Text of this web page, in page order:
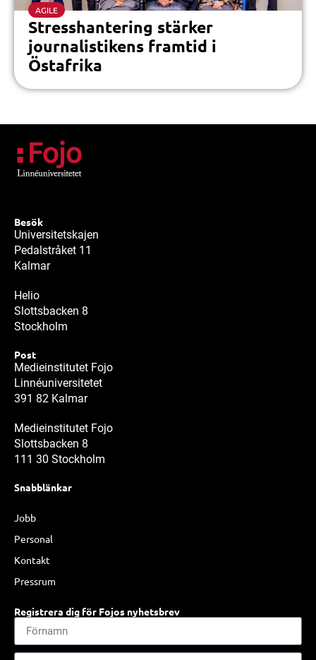
AGILE
Stresshantering stärker
journalistikens framtid i
Östafrika
Besök
Universitetskajen
Pedalstråket 11
Kalmar
Helio
Slottsbacken 8
Stockholm
Post
Medieinstitutet Fojo
Linnéuniversitetet
391 82 Kalmar
Medieinstitutet Fojo
Slottsbacken 8
111 30 Stockholm
Snabblänkar
Jobb
Personal
Kontakt
Pressrum
Registrera dig för Fojos nyhetsbrev